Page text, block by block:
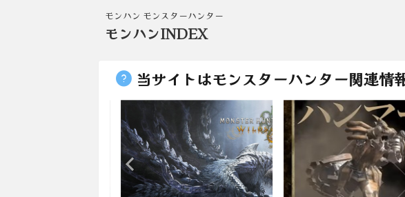
モンハン モンスターハンター
モンハンINDEX
当サイトはモンスターハンター関連情